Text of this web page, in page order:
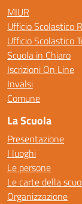
MIUR
Ufficio Scolastico
Ufficio Scolastico
Scuola in Chiaro
Iscrizioni On Line
Invalsi
Comune
La Scuola
Presentazione
I luoghi
Le persone
Le carte della
Organizzazione